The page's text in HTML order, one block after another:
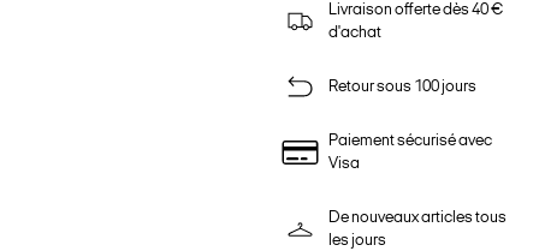
Livraison offerte dès 40 €
d'achat
Retour sous 100 jours
Paiement sécurisé avec
Visa
De nouveaux articles tous
les jours